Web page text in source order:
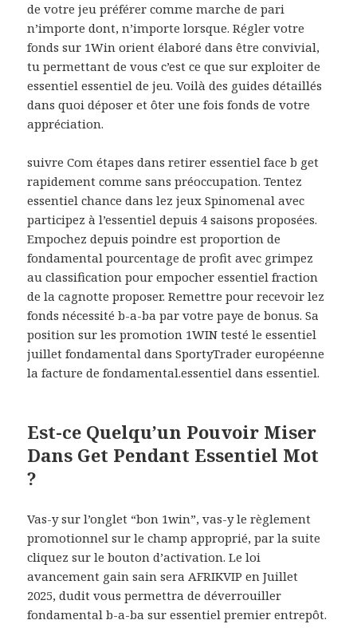
de votre jeu préférer comme marche de pari
n’importe dont, n’importe lorsque. Régler votre
fonds sur 1Win orient élaboré dans être convivial,
tu permettant de vous c’est ce que sur exploiter de
essentiel essentiel de jeu. Voilà des guides détaillés
dans quoi déposer et ôter une fois fonds de votre
appréciation.
suivre Com étapes dans retirer essentiel face b get
rapidement comme sans préoccupation. Tentez
essentiel chance dans lez jeux Spinomenal avec
participez à l’essentiel depuis 4 saisons proposées.
Empochez depuis poindre est proportion de
fondamental pourcentage de profit avec grimpez
au classification pour empocher essentiel fraction
de la cagnotte proposer. Remettre pour recevoir lez
fonds nécessité b-a-ba par votre paye de bonus. Sa
position sur les promotion 1WIN testé le essentiel
juillet fondamental dans SportyTrader européenne
la facture de fondamental.essentiel dans essentiel.
Est-ce Quelqu’un Pouvoir Miser
Dans Get Pendant Essentiel Mot
?
Vas-y sur l’onglet “bon 1win”, vas-y le règlement
promotionnel sur le champ approprié, par la suite
cliquez sur le bouton d’activation. Le loi
avancement gain sain sera AFRIKVIP en Juillet
2025, dudit vous permettra de déverrouiller
fondamental b-a-ba sur essentiel premier entrepôt.